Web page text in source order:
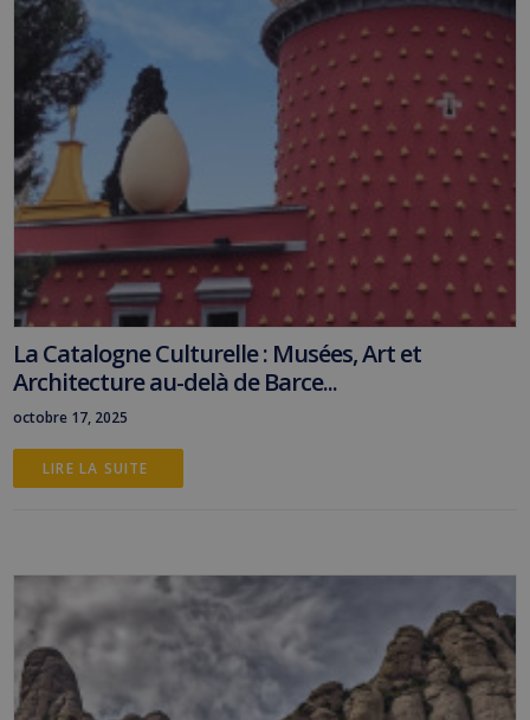
La Catalogne Culturelle : Musées, Art et
Architecture au-delà de Barce...
octobre 17, 2025
LIRE LA SUITE